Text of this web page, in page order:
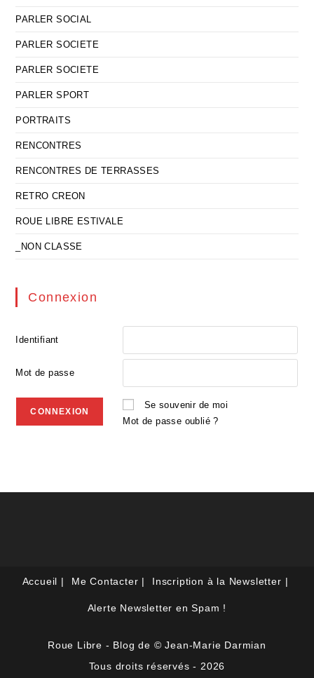
PARLER SOCIAL
PARLER SOCIETE
PARLER SOCIETE
PARLER SPORT
PORTRAITS
RENCONTRES
RENCONTRES DE TERRASSES
RETRO CREON
ROUE LIBRE ESTIVALE
_NON CLASSE
Connexion
Identifiant
Mot de passe
Se souvenir de moi
Mot de passe oublié ?
Accueil Me Contacter Inscription à la Newsletter
Alerte Newsletter en Spam !
Roue Libre - Blog de © Jean-Marie Darmian
Tous droits réservés - 2026